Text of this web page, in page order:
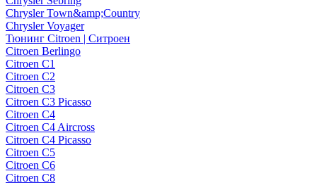
Chrysler Town&amp;Country
Chrysler Voyager
Тюнинг Citroen | Ситроен
Citroen Berlingo
Citroen C1
Citroen C2
Citroen C3
Citroen C3 Picasso
Citroen C4
Citroen C4 Aircross
Citroen C4 Picasso
Citroen C5
Citroen C6
Citroen C8